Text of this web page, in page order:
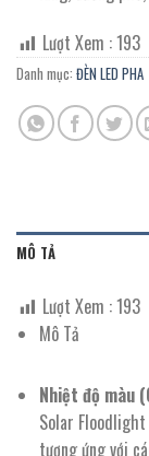
Lượt Xem :193
Danh mục: ĐÈN LED PHA
MÔ TẢ
Lượt Xem :193
Mô Tả
Nhiệt độ màu
Solar
tương ứng với